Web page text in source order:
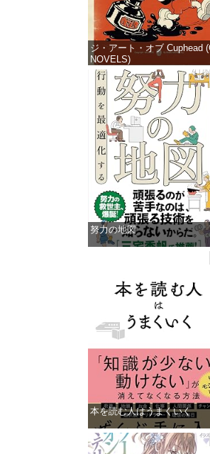
ジ・アート・オブ Cuphead
NOVELS)
価格：
努力の地図
価格：
本を読む人はうまくいく
価格：